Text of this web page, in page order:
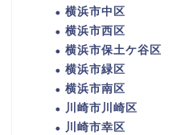
横浜市中区
横浜市西区
横浜市保土ケ谷区
横浜市緑区
横浜市南区
川崎市川崎区
川崎市幸区